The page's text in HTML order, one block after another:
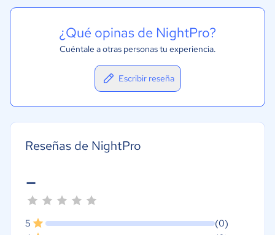
¿Qué opinas de NightPro?
Cuéntale a otras personas tu experiencia.
Escribir reseña
Reseñas de NightPro
-
5
(0)